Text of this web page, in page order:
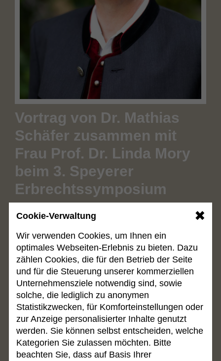
Vortrag von Dr. Mathias
Schäfer zusammen mit
Frau Prof. Dr. Linda Mory
beim 3. Speyerer
Erbrechtssymposium
Beim 3. Speyerer Erbrechtssymposium hielt Dr.
Mathias Schäfer zusammen mit Frau Prof. Dr.
Linda Mory einen siebenstündigen Workshop zu
Mediations- und Verhandlungstechniken am
Beispiel des Erbrechtes. Die Veranstaltung
richtete sich an Erbrechts-Fachanwälte und -
anwältinnen und berechtigte, Fortbildungspunkte
nach der FAO zu erhalten. An der Tagung waren
weitere hochkaratige Referenten beteiligt, u. a.
die Erbrechts“größen“ Julia Roglmeier und Dr.
Giuseppe Pranzo aus München und Prof. Dr.
Christoph Karczewski, welcher dem
Erbrechtssenat des BGH in Karlsruhe vorsitzt.
Cookie-Verwaltung
Wir verwenden Cookies, um Ihnen ein
optimales Webseiten-Erlebnis zu bieten. Dazu
zählen Cookies, die für den Betrieb der Seite
und für die Steuerung unserer kommerziellen
Unternehmensziele notwendig sind, sowie
solche, die lediglich zu anonymen
Statistikzwecken, für Komforteinstellungen oder
zur Anzeige personalisierter Inhalte genutzt
werden. Sie können selbst entscheiden, welche
Kategorien Sie zulassen möchten. Bitte
beachten Sie, dass auf Basis Ihrer
✖